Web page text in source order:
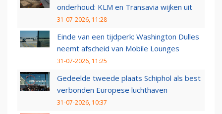
onderhoud: KLM en Transavia wijken uit
31-07-2026, 11:28
Einde van een tijdperk: Washington Dulles
neemt afscheid van Mobile Lounges
31-07-2026, 11:25
Gedeelde tweede plaats Schiphol als best
verbonden Europese luchthaven
31-07-2026, 10:37